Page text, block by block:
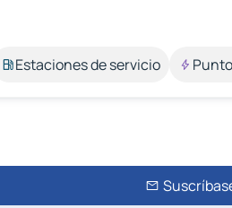
Estaciones de servicio